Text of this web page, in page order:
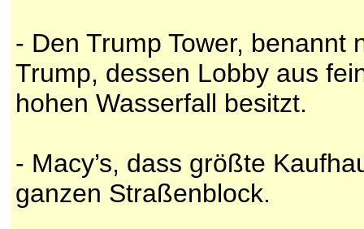
- Den Trump Tower, benannt
Trump, dessen Lobby aus
hohen Wasserfall besitzt.
- Macy’s, dass größte
ganzen Straßenblock.